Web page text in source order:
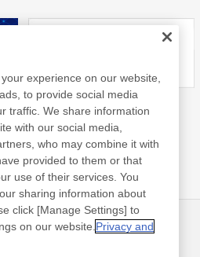
FAQ about Products
연락처
experience on our website,
to provide social media
traffic. We share information
with our social media,
who may combine it with
provided to them or that
use of their services. You
sharing information about
click [Manage Settings] to
on our website. Privacy and